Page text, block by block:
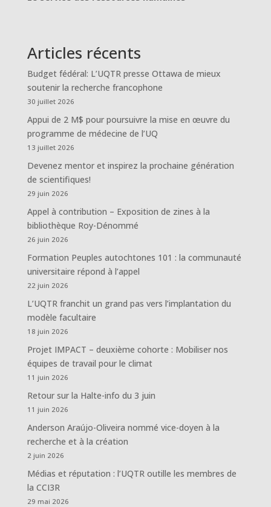
Articles récents
Budget fédéral: L’UQTR presse Ottawa de mieux
soutenir la recherche francophone
30 juillet 2026
Appui de 2 M$ pour poursuivre la mise en œuvre du
programme de médecine de l’UQ
13 juillet 2026
Devenez mentor et inspirez la prochaine génération
de scientifiques!
29 juin 2026
Appel à contribution – Exposition de zines à la
bibliothèque Roy-Dénommé
26 juin 2026
Formation Peuples autochtones 101 : la communauté
universitaire répond à l’appel
22 juin 2026
L’UQTR franchit un grand pas vers l’implantation du
modèle facultaire
18 juin 2026
Projet IMPACT – deuxième cohorte : Mobiliser nos
équipes de travail pour le climat
11 juin 2026
Retour sur la Halte-info du 3 juin
11 juin 2026
Anderson Araújo-Oliveira nommé vice-doyen à la
recherche et à la création
2 juin 2026
Médias et réputation : l’UQTR outille les membres de
la CCI3R
29 mai 2026